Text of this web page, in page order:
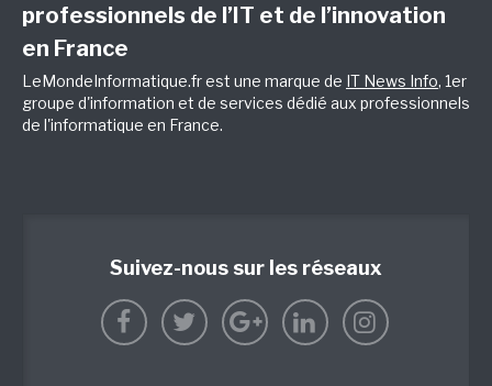
professionnels de l’IT et de l’innovation
en France
LeMondeInformatique.fr est une marque de IT News Info, 1er
groupe d'information et de services dédié aux professionnels
de l'informatique en France.
Suivez-nous sur les réseaux